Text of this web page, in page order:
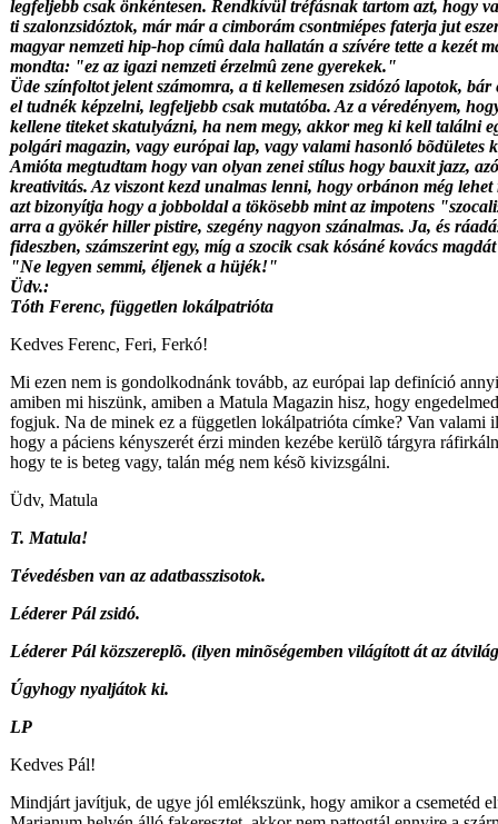
legfeljebb csak önkéntesen. Rendkívül tréfásnak tartom azt, hogy
ti szalonzsidóztok, már már a cimborám csontmiépes faterja jut
magyar nemzeti hip-hop címû dala hallatán a szívére tette a kezét
mondta: "ez az igazi nemzeti érzelmû zene gyerekek."
Üde színfoltot jelent számomra, a ti kellemesen zsidózó lapotok, bár
el tudnék képzelni, legfeljebb csak mutatóba. Az a véredényem,
kellene titeket skatulyázni, ha nem megy, akkor meg ki kell találni
polgári magazin, vagy európai lap, vagy valami hasonló bõdületes
Amióta megtudtam hogy van olyan zenei stílus hogy bauxit jazz,
kreativitás. Az viszont kezd unalmas lenni, hogy orbánon még
azt bizonyítja hogy a jobboldal a tökösebb mint az impotens
arra a gyökér hiller pistire, szegény nagyon szánalmas. Ja, és
fideszben, számszerint egy, míg a szocik csak kósáné kovács
"Ne legyen semmi, éljenek a hüjék!"
Üdv.:
Tóth Ferenc, független lokálpatrióta
Kedves Ferenc, Feri, Ferkó!
Mi ezen nem is gondolkodnánk tovább, az európai lap definíció
amiben mi hiszünk, amiben a Matula Magazin hisz, hogy
fogjuk. Na de minek ez a független lokálpatrióta címke? Van valami
hogy a páciens kényszerét érzi minden kezébe kerülõ tárgyra
hogy te is beteg vagy, talán még nem késõ kivizsgálni.
Üdv, Matula
T. Matula!
Tévedésben van az adatbasszisotok.
Léderer Pál zsidó.
Léderer Pál közszereplõ. (ilyen minõségemben világított át az
Úgyhogy nyaljátok ki.
LP
Kedves Pál!
Mindjárt javítjuk, de ugye jól emlékszünk, hogy amikor a csemetéd